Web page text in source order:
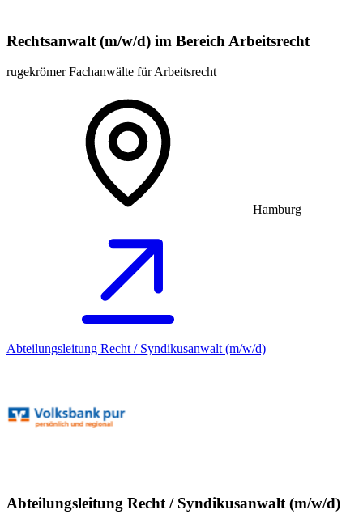
Rechtsanwalt (m/w/d) im Bereich Arbeitsrecht
rugekrömer Fachanwälte für Arbeitsrecht
Hamburg
Abteilungsleitung Recht / Syndikusanwalt (m/w/d)
Abteilungsleitung Recht / Syndikusanwalt (m/w/d)